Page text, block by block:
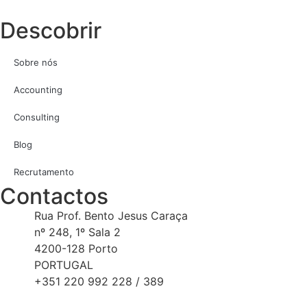
Descobrir
Sobre nós
Accounting
Consulting
Blog
Recrutamento
Contactos
Rua Prof. Bento Jesus Caraça
nº 248, 1º Sala 2
4200-128 Porto
PORTUGAL
+351 220 992 228 / 389